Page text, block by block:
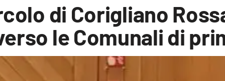
di Corigliano
le Comunali di